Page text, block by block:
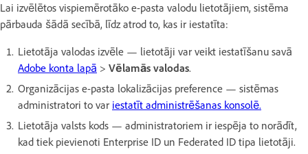
Lai izvēlētos vispiemērotāko e-pasta valodu lietotājiem, sistēma
pārbauda šādā secībā, līdz atrod to, kas ir iestatīta:
Lietotāja valodas izvēle — lietotāji var veikt iestatīšanu savā
Adobe konta lapā > Vēlamās valodas.
Organizācijas e-pasta lokalizācijas preference — sistēmas
administratori to var iestatīt administrēšanas konsolē.
Lietotāja valsts kods — administratoriem ir iespēja to norādīt,
kad tiek pievienoti Enterprise ID un Federated ID tipa lietotāji.